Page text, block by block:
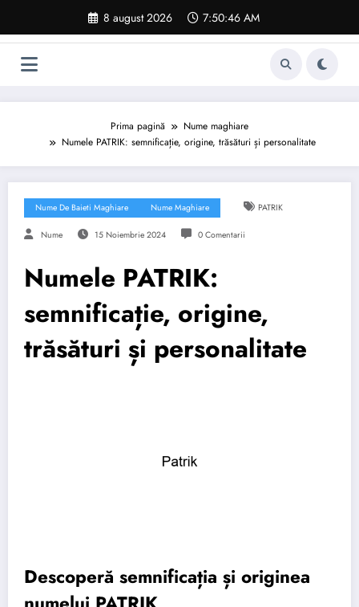
conținut
8 august 2026 7:50:47 AM
Prima pagină
Nume maghiare
Numele PATRIK: semnificație, origine, trăsături și personalitate
Nume De Baieti Maghiare Nume Maghiare PATRIK
Nume 15 Noiembrie 2024 0 Comentarii
Numele PATRIK:
semnificație, origine,
trăsături și personalitate
Descoperă semnificația și originea